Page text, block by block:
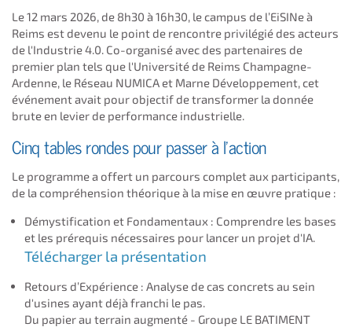
Le 12 mars 2026, de 8h30 à 16h30, le campus de l’EiSINe à
Reims est devenu le point de rencontre privilégié des acteurs
de l'Industrie 4.0. Co-organisé avec des partenaires de
premier plan tels que l'Université de Reims Champagne-
Ardenne, le Réseau NUMICA et Marne Développement, cet
événement avait pour objectif de transformer la donnée
brute en levier de performance industrielle.
Cinq tables rondes pour passer à l'action
Le programme a offert un parcours complet aux participants,
de la compréhension théorique à la mise en œuvre pratique :
Démystification et Fondamentaux : Comprendre les bases
et les prérequis nécessaires pour lancer un projet d'IA.
Télécharger la présentation
Retours d’Expérience : Analyse de cas concrets au sein
d'usines ayant déjà franchi le pas.
Du papier au terrain augmenté - Groupe LE BATIMENT